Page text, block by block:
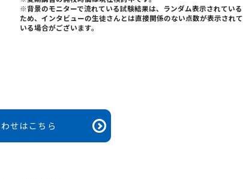
※背景のモニターで流れている試験結果は、ランダム表示されている
ため、インタビューの生徒さんとは直接関係のない点数が表示されて
いる場合がございます。
せはこちら